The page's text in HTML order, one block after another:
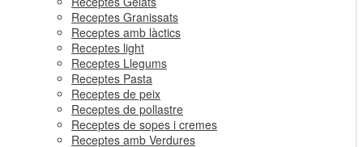
Receptes Granissats
Receptes amb làctics
Receptes light
Receptes Llegums
Receptes Pasta
Receptes de peix
Receptes de pollastre
Receptes de sopes i cremes
Receptes amb Verdures